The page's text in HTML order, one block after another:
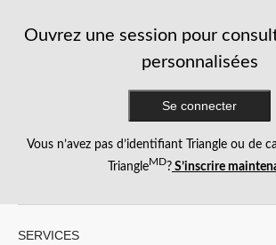
Ouvrez une session pour
personnalisées
Se connecter
Vous n’avez pas d’identifiant Triangle ou de
TriangleMD? S’inscrire
SERVICES